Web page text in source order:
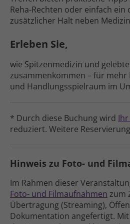
Reha-Rechten oder einfach ein
zusätzlicher Halt neben
Erleben Sie,
wie Spitzen­medizin und
zusammen­kommen – für mehr
und Handlungs­spielraum im
* Durch diese Buchung wird
reduziert. Weitere
Hinweis zu Foto- und
Im Rahmen dieser
Foto- und Film­aufnahmen zum
Übertragung (Streaming),
Doku­men­tation ange­fertigt.